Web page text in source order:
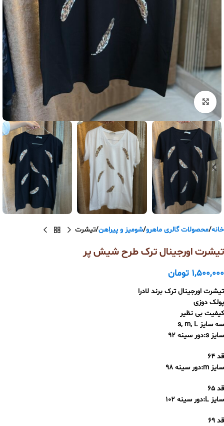
بزرگنمایی تصویر
خانه محصولات گالری ماهرو شومیز و پیراهن تيشرت
تیشرت اورجینال ترک طرح شیش پر
1,500,000 تومان
تيشرت اورجینال ترک برند لادرا
پولک دوزی
کیفیت بی نظیر
سه سايز s, m, L
سایز s:دور سینه ۹۲
قد ۶۴
سایز m:دور سینه ۹۸
قد ۶۵
سایز L:دور سینه ۱۰۲
قد ۶۹